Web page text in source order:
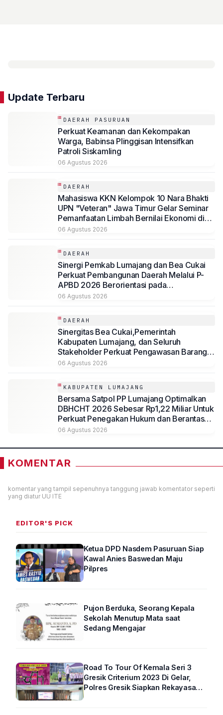
Update Terbaru
DAERAH PASURUAN
Perkuat Keamanan dan Kekompakan
Warga, Babinsa Plinggisan Intensifkan
Patroli Siskamling
06 Agustus 2026
DAERAH
Mahasiswa KKN Kelompok 10 Nara Bhakti
UPN "Veteran" Jawa Timur Gelar Seminar
Pemanfaatan Limbah Bernilai Ekonomi di
Desa Mojoduwur
06 Agustus 2026
DAERAH
Sinergi Pemkab Lumajang dan Bea Cukai
Perkuat Pembangunan Daerah Melalui P-
APBD 2026 Berorientasi pada
Kesejahteraan Masyarakat
06 Agustus 2026
DAERAH
Sinergitas Bea Cukai,Pemerintah
Kabupaten Lumajang, dan Seluruh
Stakeholder Perkuat Pengawasan Barang
Kena Cukai Ilegal Melalui Pemanfaatan
06 Agustus 2026
KABUPATEN LUMAJANG
Bersama Satpol PP Lumajang Optimalkan
DBHCHT 2026 Sebesar Rp1,22 Miliar Untuk
Perkuat Penegakan Hukum dan Berantas
Rokok Ilegal
06 Agustus 2026
KOMENTAR
komentar yang tampil sepenuhnya tanggung jawab komentator seperti
yang diatur UU ITE
EDITOR'S PICK
Ketua DPD Nasdem Pasuruan Siap
Kawal Anies Baswedan Maju
Pilpres
Pujon Berduka, Seorang Kepala
Sekolah Menutup Mata saat
Sedang Mengajar
Road To Tour Of Kemala Seri 3
Gresik Criterium 2023 Di Gelar,
Polres Gresik Siapkan Rekayasa